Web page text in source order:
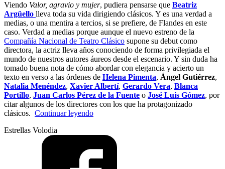
Viendo Valor, agravio y mujer, pudiera pensarse que Beatriz
Argüello lleva toda su vida dirigiendo clásicos. Y es una verdad a
medias, o una mentira a tercios, si se prefiere, de Flandes en este
caso. Verdad a medias porque aunque el nuevo estreno de la
Compañía Nacional de Teatro Clásico supone su debut como
directora, la actriz lleva años conociendo de forma privilegiada el
mundo de nuestros autores áureos desde el escenario. Y sin duda ha
tomado buena nota de cómo abordar con elegancia y acierto un
texto en verso a las órdenes de Helena Pimenta, Ángel Gutiérrez,
Natalia Menéndez, Xavier Albertí, Gerardo Vera, Blanca
Portillo, Juan Carlos Pérez de la Fuente o José Luis Gómez, por
citar algunos de los directores con los que ha protagonizado
clásicos. Continuar leyendo“Argüello,
Estrellas Volodia